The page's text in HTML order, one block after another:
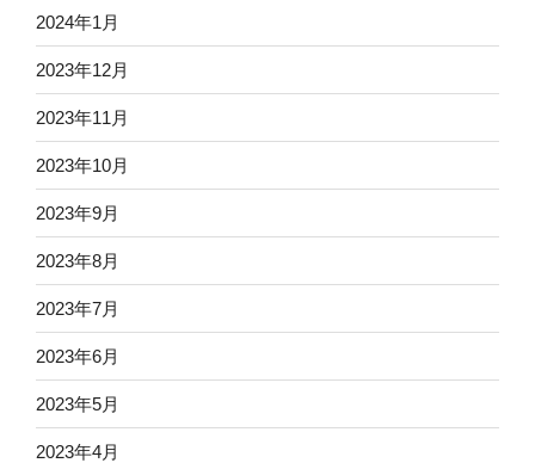
2024年1月
2023年12月
2023年11月
2023年10月
2023年9月
2023年8月
2023年7月
2023年6月
2023年5月
2023年4月